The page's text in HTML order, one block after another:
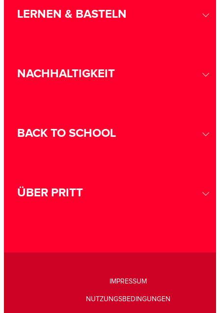
LERNEN & BASTELN
NACHHALTIGKEIT
BACK TO SCHOOL
ÜBER PRITT
IMPRESSUM
NUTZUNGSBEDINGUNGEN